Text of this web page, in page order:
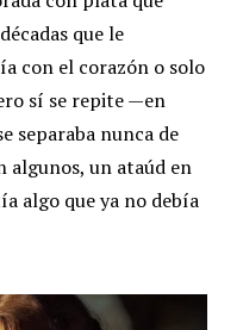
que le
con el corazón o solo
sí se repite —en
separaba nunca de
algunos, un ataúd en
algo que ya no debía